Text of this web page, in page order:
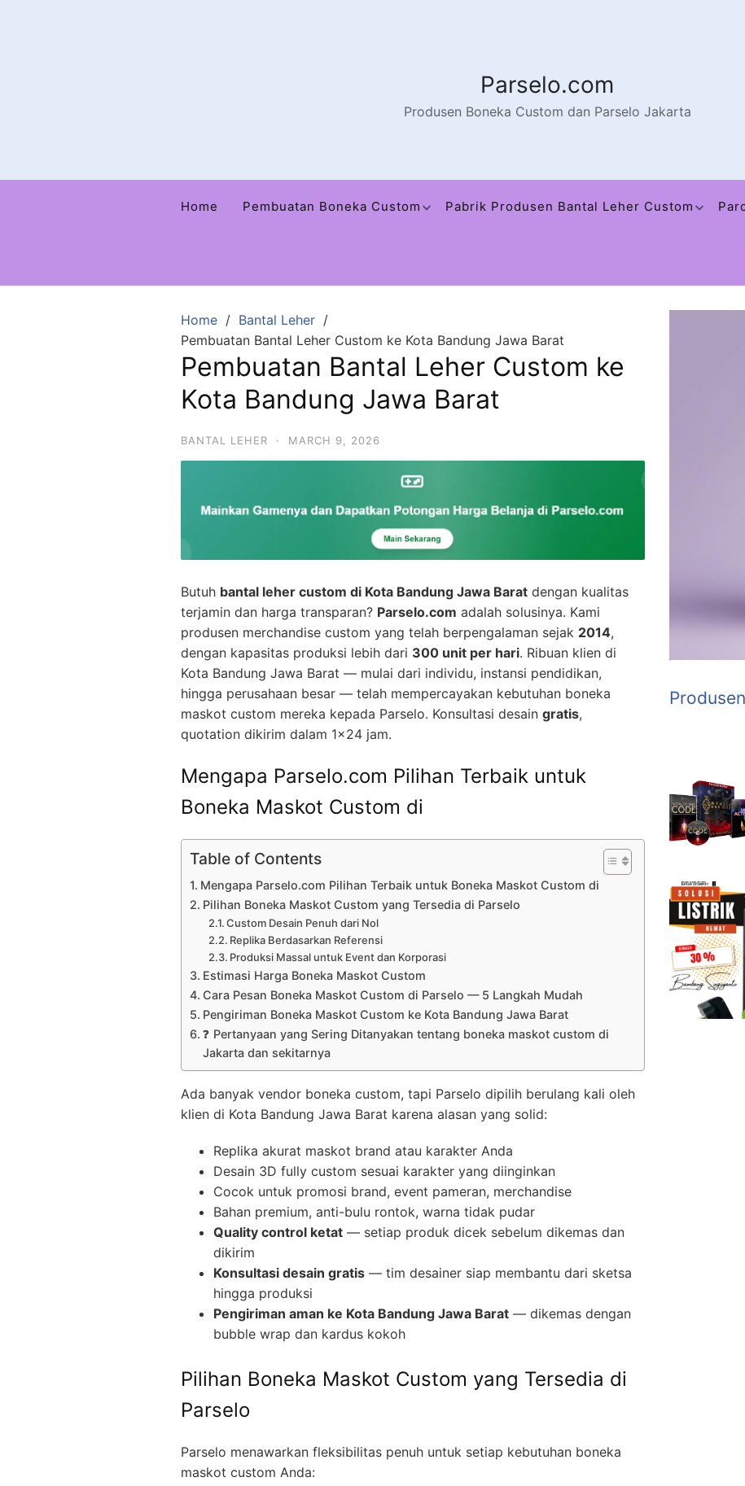
Parselo.com
Produsen Boneka Custom dan Parselo Jakarta
Home Pembuatan Boneka Custom Pabrik Produsen Bantal Leher Custom
Home
Bantal Leher
Pembuatan Bantal Leher Custom ke Kota Bandung Jawa Barat
Pembuatan Bantal Leher Custom ke
Kota Bandung Jawa Barat
BANTAL LEHER · MARCH 9, 2026
Butuh bantal leher custom di Kota Bandung Jawa Barat dengan kualitas
terjamin dan harga transparan? Parselo.com adalah solusinya. Kami
produsen merchandise custom yang telah berpengalaman sejak 2014,
dengan kapasitas produksi lebih dari 300 unit per hari. Ribuan klien di
Kota Bandung Jawa Barat — mulai dari individu, instansi pendidikan,
hingga perusahaan besar — telah mempercayakan kebutuhan boneka
maskot custom mereka kepada Parselo. Konsultasi desain gratis,
quotation dikirim dalam 1×24 jam.
Mengapa Parselo.com Pilihan Terbaik untuk
Boneka Maskot Custom di
Table of Contents
Mengapa Parselo.com Pilihan Terbaik untuk Boneka Maskot Custom di
Pilihan Boneka Maskot Custom yang Tersedia di Parselo
Custom Desain Penuh dari Nol
Replika Berdasarkan Referensi
Produksi Massal untuk Event dan Korporasi
Estimasi Harga Boneka Maskot Custom
Cara Pesan Boneka Maskot Custom di Parselo — 5 Langkah Mudah
Pengiriman Boneka Maskot Custom ke Kota Bandung Jawa Barat
❓ Pertanyaan yang Sering Ditanyakan tentang boneka maskot custom di
Jakarta dan sekitarnya
Ada banyak vendor boneka custom, tapi Parselo dipilih berulang kali oleh
klien di Kota Bandung Jawa Barat karena alasan yang solid:
Replika akurat maskot brand atau karakter Anda
Desain 3D fully custom sesuai karakter yang diinginkan
Cocok untuk promosi brand, event pameran, merchandise
Bahan premium, anti-bulu rontok, warna tidak pudar
Quality control ketat — setiap produk dicek sebelum dikemas dan
dikirim
Konsultasi desain gratis — tim desainer siap membantu dari sketsa
hingga produksi
Pengiriman aman ke Kota Bandung Jawa Barat — dikemas dengan
bubble wrap dan kardus kokoh
Pilihan Boneka Maskot Custom yang Tersedia di
Parselo
Parselo menawarkan fleksibilitas penuh untuk setiap kebutuhan boneka
maskot custom Anda: